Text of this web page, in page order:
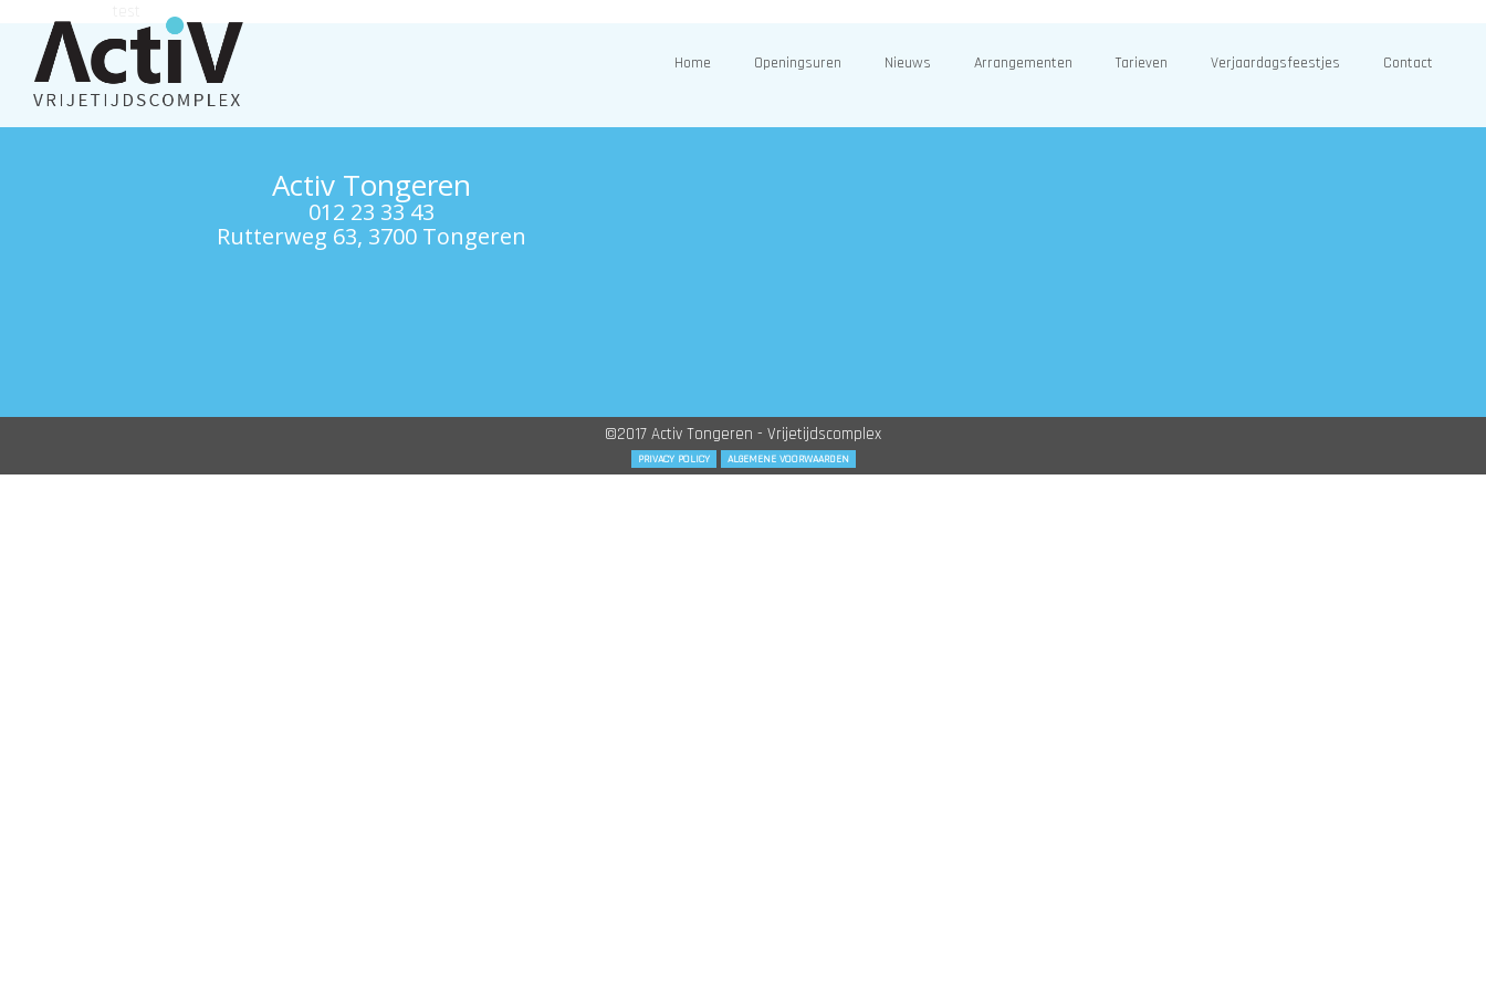
Home Openingsuren Nieuws Arrangementen Tarieven Verjaardagsfeestjes Contact
Activ Tongeren
012 23 33 43
Rutterweg 63, 3700 Tongeren
©2017 Activ Tongeren - Vrijetijdscomplex
PRIVACY POLICY ALGEMENE VOORWAARDEN